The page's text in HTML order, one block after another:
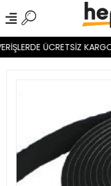
ÜCRETSİZ KARGO!